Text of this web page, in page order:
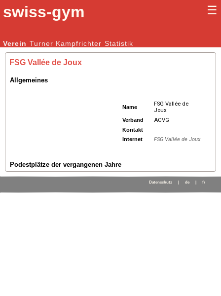
swiss-gym ☰
Kunstturnen Männer | Kunstturnen Frauen
Verein Turner Kampfrichter Statistik
FSG Vallée de Joux
Allgemeines
Name
FSG Vallée de
Joux
Verband ACVG
Kontakt
Internet
FSG Vallée de Joux
Podestplätze der vergangenen Jahre
Datenschutz de fr